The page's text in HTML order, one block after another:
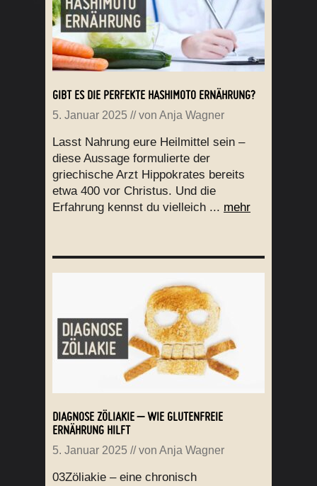
GIBT ES DIE PERFEKTE HASHIMOTO ERNÄHRUNG?
5. Januar 2025 // von Anja Wagner
Lasst Nahrung eure Heilmittel sein –
diese Aussage formulierte der
griechische Arzt Hippokrates bereits
etwa 400 vor Christus. Und die
Erfahrung kennst du vielleich ... mehr
DIAGNOSE ZÖLIAKIE – WIE GLUTENFREIE
ERNÄHRUNG HILFT
5. Januar 2025 // von Anja Wagner
03Zöliakie – eine chronisch